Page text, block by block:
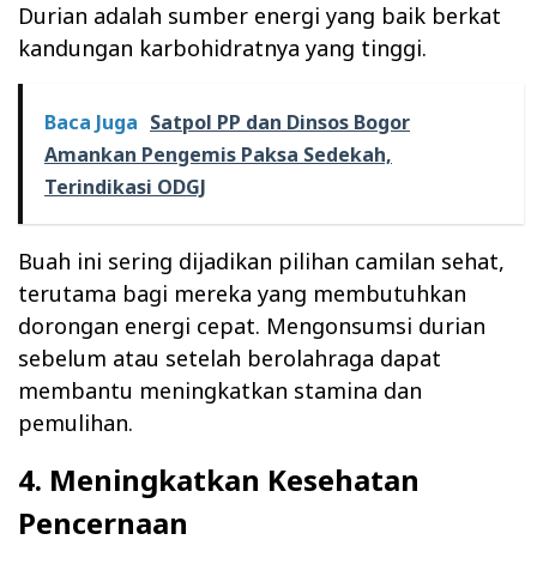
Durian adalah sumber energi yang baik berkat
kandungan karbohidratnya yang tinggi.
Baca Juga Satpol PP dan Dinsos Bogor
Amankan Pengemis Paksa Sedekah,
Terindikasi ODGJ
Buah ini sering dijadikan pilihan camilan sehat,
terutama bagi mereka yang membutuhkan
dorongan energi cepat. Mengonsumsi durian
sebelum atau setelah berolahraga dapat
membantu meningkatkan stamina dan
pemulihan.
4. Meningkatkan Kesehatan
Pencernaan